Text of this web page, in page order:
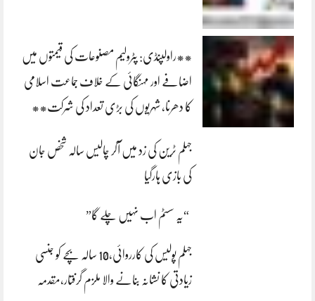
**راولپنڈی: پٹرولیم مصنوعات کی قیمتوں میں
اضافے اور مہنگائی کے خلاف جماعت اسلامی
کا دھرنا، شہریوں کی بڑی تعداد کی شرکت**
جہلم ٹرین کی زد میں آکر چالیس سالہ شخص جان
کی بازی ہارگیا
“یہ سسٹم اب نہیں چلے گا”
جہلم پولیس کی کارروائی،10 سالہ بچے کو جنسی
زیادتی کا نشانہ بنانے والا ملزم گرفتار،مقدمہ